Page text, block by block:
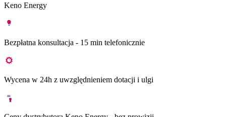
Keno Energy
Bezpłatna konsultacja - 15 min telefonicznie
Wycena w 24h z uwzględnieniem dotacji i ulgi